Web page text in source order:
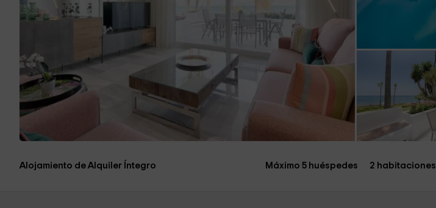
Alojamiento de Alquiler Íntegro Máximo 5 huéspedes 2 habitaciones